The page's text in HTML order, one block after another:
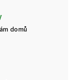
domů